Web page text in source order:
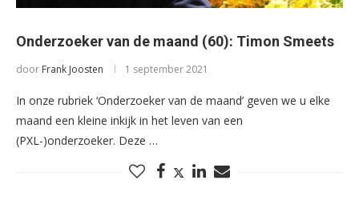
Onderzoeker van de maand (60): Timon Smeets
door Frank Joosten 1 september 2021
In onze rubriek ‘Onderzoeker van de maand’ geven we u elke
maand een kleine inkijk in het leven van een
(PXL-)onderzoeker. Deze …